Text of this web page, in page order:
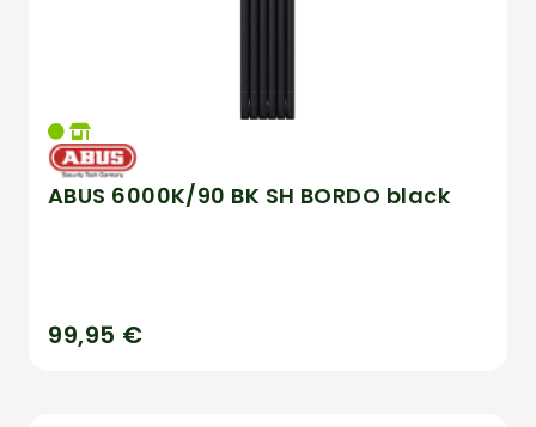
ABUS 6000K/90 BK SH BORDO black
99,95 €